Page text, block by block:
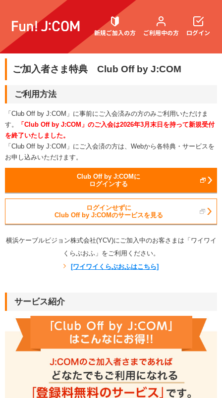
新規ご加入の方 ご利用中の方 ログイン
ご加入者さま特典 Club Off by J:COM
ご利用方法
「Club Off by J:COM」に事前にご入会済みの方のみご利用いただけま
す。
「Club Off by J:COM」のご入会は2026年3月末日を持って新規受付
を終了いたしました。
「Club Off by J:COM」にご入会済の方は、Webから各特典・サービスを
お申し込みいただけます。
Club Off by J:COMに
ログインする
ログインせずに
Club Off by J:COMのサービスを見る
横浜ケーブルビジョン株式会社(YCV)にご加入中のお客さまは「ワイワイ
くらぶおふ」をご利用ください。
[ワイワイくらぶおふはこちら]
サービス紹介